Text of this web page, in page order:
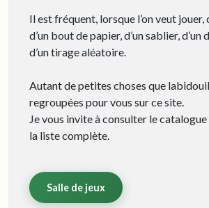
Il est fréquent, lorsque l’on veut jouer,
d’un bout de papier, d’un sablier, d’un
d’un tirage aléatoire.
Autant de petites choses que
regroupées pour vous sur ce site.
Je vous invite à consulter le
la liste complète.
Salle de jeux